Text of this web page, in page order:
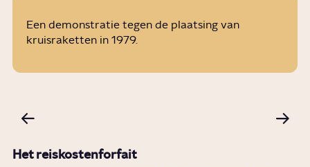
Een demonstratie tegen de plaatsing van
kruisraketten in 1979.
Het reiskostenforfait